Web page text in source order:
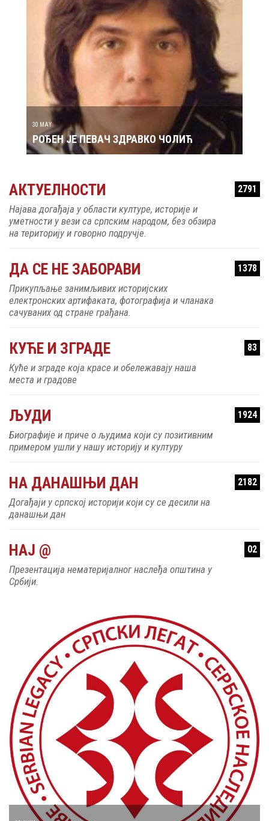
30 MAY
РОЂЕН ЈЕ ПЕВАЧ ЗДРАВКО ЧОЛИЋ
АКТУЕЛНОСТИ 2791
Најава догађаја у области културе, историје и
уметности у вези са српским народом, без обзира
на територију и говорно подручје.
ДА СЕ НЕ ЗАБОРАВИ 1378
Прикупљање занимљивих историјских
електронских артифаката, фотографија и чланака
сачуваних од стране грађана.
КУЋЕ И ЗГРАДЕ 83
Куће и зграде која красе и обележавају наша
места и градове
ЉУДИ 1924
Биографије и приче о људима који су позитивним
примером ушли у нашу историју и културу
НА ДАНАШЊИ ДАН 2182
Догађаји у српској историји који су се десили на
данашњи дан
НАЈ @ 02
Презентација нематеријалног наслеђа општина у
Србији.